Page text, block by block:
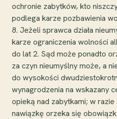
ochronie zabytków, kto
podlega karze pozbawienia
8. Jeżeli sprawca działa
karze ograniczenia wolności
do lat 2. Sąd może ponadto
za czyn nieumyślny może, a
do wysokości
wynagrodzenia na wskazany
opieką nad zabytkami; w
nawiązkę orzeka się